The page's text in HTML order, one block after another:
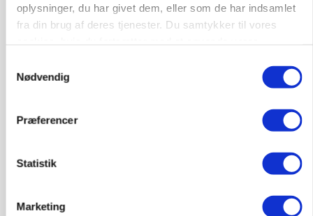
oplysninger, du har givet dem, eller som de har indsamlet
fra din brug af deres tjenester. Du samtykker til vores
Nødvendig
Præferencer
Statistik
Marketing
»Nu stopper I«: Landbrugsdebattør og